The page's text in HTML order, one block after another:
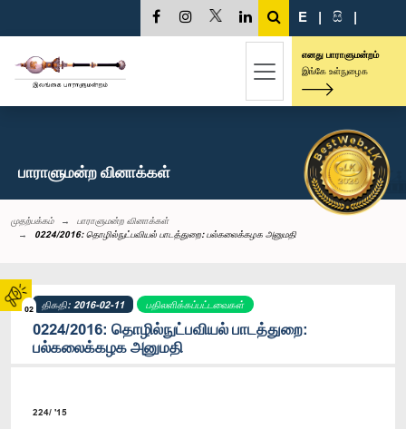
02
E | සි |
எனது பாராளுமன்றம்
இங்கே உள்நுழைக
பாராளுமன்ற வினாக்கள்
முதற்பக்கம்
பாராளுமன்ற வினாக்கள்
0224/2016: தொழில்நுட்பவியல் பாடத்துறை: பல்கலைக்கழக அனுமதி
திகதி: 2016-02-11 பதிலளிக்கப்பட்டவைகள்
0224/2016: தொழில்நுட்பவியல் பாடத்துறை:
பல்கலைக்கழக அனுமதி
224/ '15